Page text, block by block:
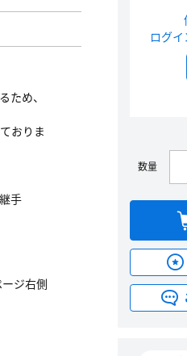
ため、
おりま
手
ジ右側
ログ
数量
よりお問い合わせくだ